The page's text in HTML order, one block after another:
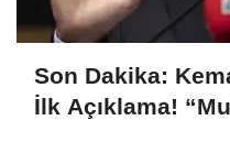
Son Dakika:
İlk Açıklama!